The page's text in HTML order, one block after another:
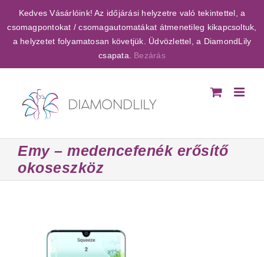
Kedves Vásárlóink! Az időjárási helyzetre való tekintettel, a
csomagpontokat / csomagautomatákat átmenetileg kikapcsoltuk,
a helyzetet folyamatosan követjük. Üdvözlettel, a DiamondLily
csapata. Bezárás
Emy – medencefenék erősítő
okoseszköz